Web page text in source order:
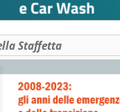
Staffetta